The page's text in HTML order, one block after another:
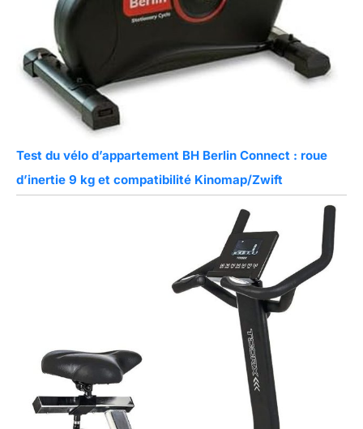
Test du vélo d’appartement BH Berlin Connect : roue
d’inertie 9 kg et compatibilité Kinomap/Zwift